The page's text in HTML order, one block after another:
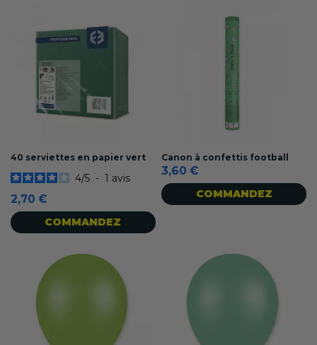
40 serviettes en papier vert
4/5 - 1 avis
2,70 €
COMMANDEZ
Canon à confettis football
3,60 €
COMMANDEZ